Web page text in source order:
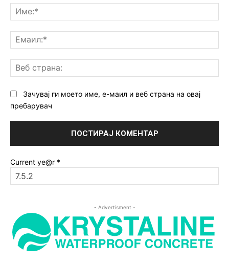
Зачувај ги моето име, е-маил и веб страна на овај
пребарувач
Current ye@r *
- Advertisment -